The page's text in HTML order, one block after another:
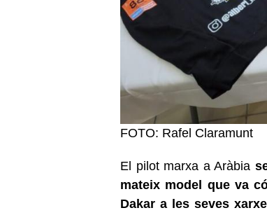
FOTO: Rafel Claramunt
El pilot marxa a Aràbia
mateix model que va
Dakar a les seves